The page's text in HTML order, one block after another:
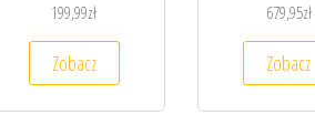
199,99zł
Zobacz
679,95zł
Zobacz